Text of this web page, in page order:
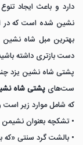
دارد و باعث ایجاد
نشین شده است که در
بهترین مبل شاه نشین
دست بازتری داشته
پشتی شاه نشین یزد
ست‌های پشتی شاه
که شامل موارد زیر است
• تشکچه بعنوان
• بالشت گرد سنتی «که